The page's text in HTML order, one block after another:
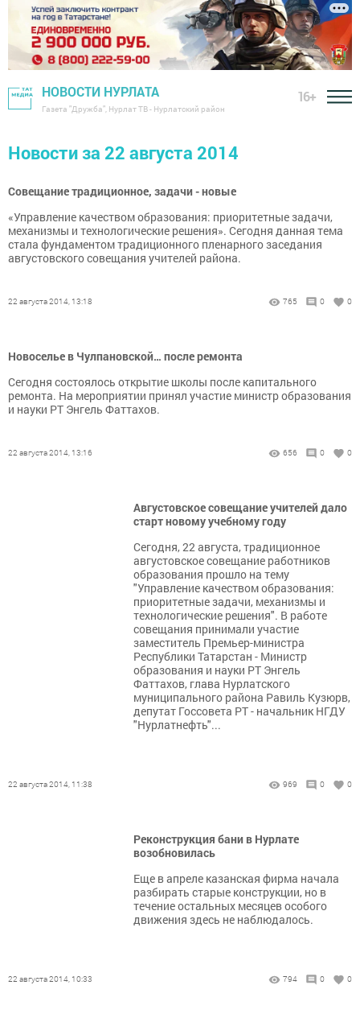
НОВОСТИ НУРЛАТА
Газета "Дружба", Нурлат ТВ - Нурлатский район
16+
Новости за 22 августа 2014
Совещание традиционное, задачи - новые
«Управление качеством образования: приоритетные задачи,
механизмы и технологические решения». Сегодня данная тема
стала фундаментом традиционного пленарного заседания
августовского совещания учителей района.
22 августа 2014, 13:18 765 0 0
Новоселье в Чулпановской… после ремонта
Сегодня состоялось открытие школы после капитального
ремонта. На мероприятии принял участие министр образования
и науки РТ Энгель Фаттахов.
22 августа 2014, 13:16 656 0 0
Августовское совещание учителей дало
старт новому учебному году
Сегодня, 22 августа, традиционное
августовское совещание работников
образования прошло на тему
"Управление качеством образования:
приоритетные задачи, механизмы и
технологические решения". В работе
совещания принимали участие
заместитель Премьер-министра
Республики Татарстан - Министр
образования и науки РТ Энгель
Фаттахов, глава Нурлатского
муниципального района Равиль Кузюрв,
депутат Госсовета РТ - начальник НГДУ
"Нурлатнефть"...
22 августа 2014, 11:38 969 0 0
Реконструкция бани в Нурлате
возобновилась
Еще в апреле казанская фирма начала
разбирать старые конструкции, но в
течение остальных месяцев особого
движения здесь не наблюдалось.
22 августа 2014, 10:33 794 0 0